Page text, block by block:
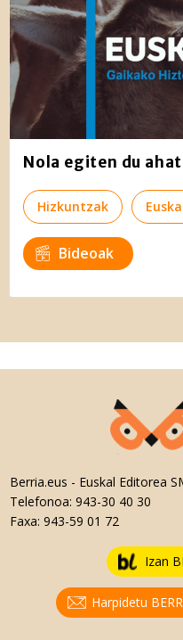
Nola egiten du
Hizkuntzak
Bideoak
Berria.eus - Euskal Editorea
Telefonoa: 943-30 40 30
Faxa: 943-59 01 72
Izan
Harpidetu